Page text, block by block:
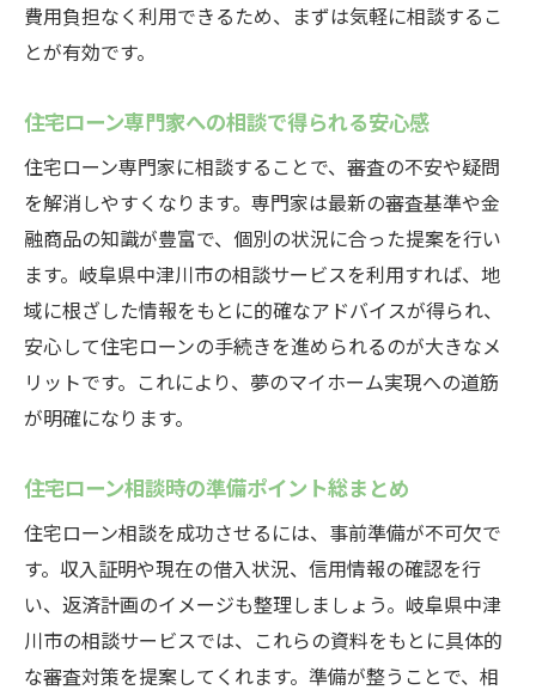
費用負担なく利用できるため、まずは気軽に相談するこ
とが有効です。
住宅ローン専門家への相談で得られる安心感
住宅ローン専門家に相談することで、審査の不安や疑問
を解消しやすくなります。専門家は最新の審査基準や金
融商品の知識が豊富で、個別の状況に合った提案を行い
ます。岐阜県中津川市の相談サービスを利用すれば、地
域に根ざした情報をもとに的確なアドバイスが得られ、
安心して住宅ローンの手続きを進められるのが大きなメ
リットです。これにより、夢のマイホーム実現への道筋
が明確になります。
住宅ローン相談時の準備ポイント総まとめ
住宅ローン相談を成功させるには、事前準備が不可欠で
す。収入証明や現在の借入状況、信用情報の確認を行
い、返済計画のイメージも整理しましょう。岐阜県中津
川市の相談サービスでは、これらの資料をもとに具体的
な審査対策を提案してくれます。準備が整うことで、相